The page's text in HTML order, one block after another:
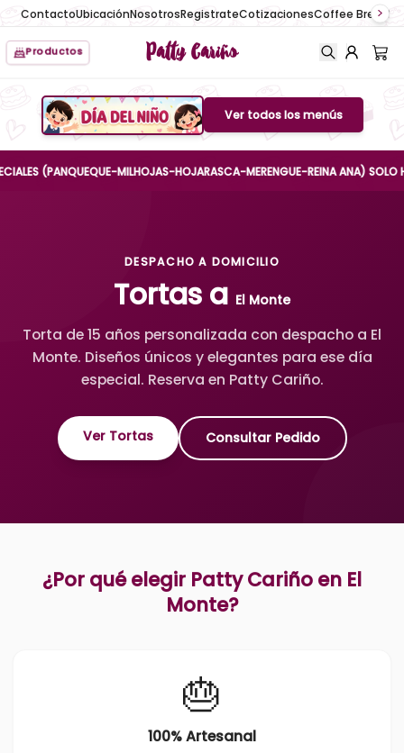
ContactoUbicaciónNosotrosRegistrateCotizacionesCoffee Break
Productos Patty Cariño
Boton de menu
Ver todos los menús
(PANQUEQUE-MILHOJAS-HOJARASCA-MERENGUE-REINA ANA) SOLO HASTA
DESPACHO A DOMICILIO
Tortas a El Monte
Torta de 15 años personalizada con despacho a El
Monte. Diseños únicos y elegantes para ese día
especial. Reserva en Patty Cariño.
Ver Tortas Consultar Pedido
¿Por qué elegir Patty Cariño en El
Monte?
🎂
100% Artesanal